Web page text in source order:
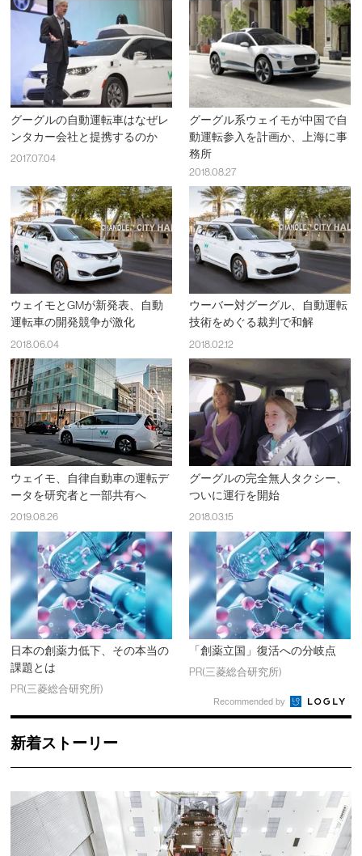
グーグルの自動運転車はなぜレ
ンタカー会社と提携するのか
2017.07.04
グーグル系ウェイモが中国で自
動運転参入を計画か、上海に事
務所
2018.08.27
ウェイモとGMが新発表、自動
運転車の開発競争が激化
2018.06.04
ウーバー対グーグル、自動運転
技術をめぐる裁判で和解
2018.02.12
ウェイモ、自律自動車の運転デ
ータを研究者と一部共有へ
2019.08.26
グーグルの完全無人タクシー、
ついに運行を開始
2018.03.15
日本の創薬力低下、その本当の
課題とは
PR(三菱総合研究所)
「創薬立国」復活への分岐点
PR(三菱総合研究所)
Recommended by
新着ストーリー